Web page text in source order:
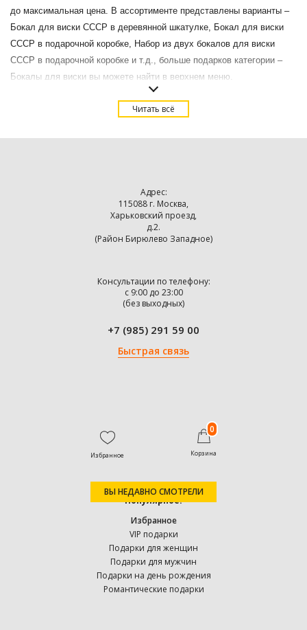
до максимальная цена. В ассортименте представлены варианты –
Бокал для виски СССР в деревянной шкатулке, Бокал для виски
СССР в подарочной коробке, Набор из двух бокалов для виски
СССР в подарочной коробке и т.д., больше подарков категории –
Бокалы для виски вы можете найти в верхнем меню.
Купить Бокал для виски Герб СССР в подарок в Москве с
Читать всё
Адрес:
115088 г. Москва,
Харьковский проезд,
д.2.
(Район Бирюлево Западное)
Консультации по телефону:
с 9:00 до 23:00
(без выходных)
+7 (985) 291 59 00
Быстрая связь
Популярное:
Избранное
VIP подарки
Подарки для женщин
Подарки для мужчин
Подарки на день рождения
Романтические подарки
Избранное
0
Корзина
ВЫ НЕДАВНО СМОТРЕЛИ